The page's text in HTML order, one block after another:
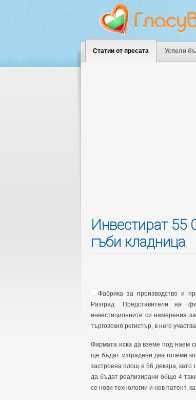
Статии от пресата Успели
Инвестират 55
гъби кладница
Фабрика за производство и
Разград. Представители на
инвестиционните си намерения
търговския регистър, в него
Фирмата иска да вземе под наем
ще бъдат изградени два големи
застроена площ е 56 декара, като
да бъдат реализирани общо 4
се нови технологии и нов патент,